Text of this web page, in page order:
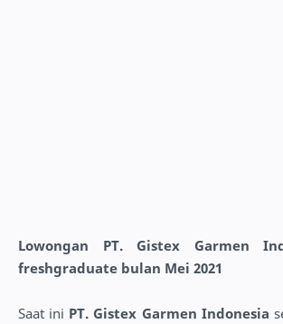
Lowongan PT. Gistex Garmen
freshgraduate bulan Mei 2021
Saat ini PT. Gistex Garmen Indonesia